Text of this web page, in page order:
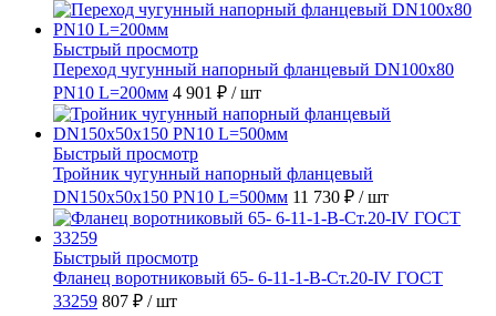
Быстрый просмотр
Переход чугунный напорный фланцевый DN100х80
PN10 L=200мм 4 901 ₽ / шт
Быстрый просмотр
Тройник чугунный напорный фланцевый
DN150х50х150 PN10 L=500мм 11 730 ₽ / шт
Быстрый просмотр
Фланец воротниковый 65- 6-11-1-B-Ст.20-IV ГОСТ
33259 807 ₽ / шт